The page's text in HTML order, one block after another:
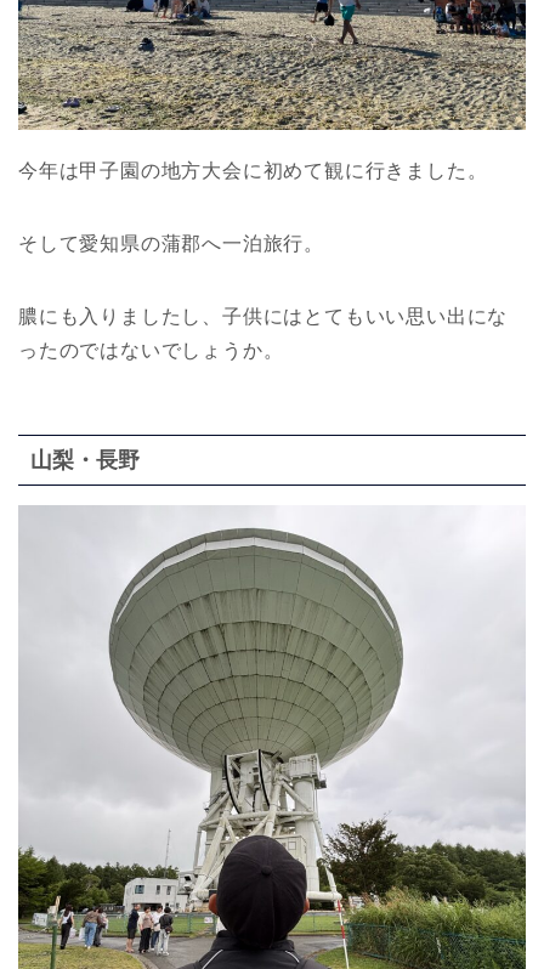
今年は甲子園の地方大会に初めて観に行きました。
そして愛知県の蒲郡へ一泊旅行。
膿にも入りましたし、子供にはとてもいい思い出にな
ったのではないでしょうか。
山梨・長野